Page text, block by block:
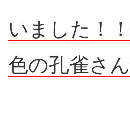
いました！
色の孔雀さ